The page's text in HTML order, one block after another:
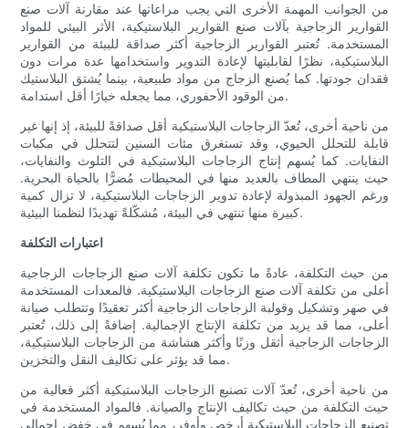
من الجوانب المهمة الأخرى التي يجب مراعاتها عند مقارنة آلات صنع
القوارير الزجاجية بآلات صنع القوارير البلاستيكية، الأثر البيئي للمواد
المستخدمة. تُعتبر القوارير الزجاجية أكثر صداقة للبيئة من القوارير
البلاستيكية، نظرًا لقابليتها لإعادة التدوير واستخدامها عدة مرات دون
فقدان جودتها. كما يُصنع الزجاج من مواد طبيعية، بينما يُشتق البلاستيك
من الوقود الأحفوري، مما يجعله خيارًا أقل استدامة.
من ناحية أخرى، تُعدّ الزجاجات البلاستيكية أقل صداقةً للبيئة، إذ إنها غير
قابلة للتحلل الحيوي، وقد تستغرق مئات السنين لتتحلل في مكبات
النفايات. كما يُسهم إنتاج الزجاجات البلاستيكية في التلوث والنفايات،
حيث ينتهي المطاف بالعديد منها في المحيطات مُضرًّا بالحياة البحرية.
ورغم الجهود المبذولة لإعادة تدوير الزجاجات البلاستيكية، لا تزال كمية
كبيرة منها تنتهي في البيئة، مُشكّلةً تهديدًا لنظمنا البيئية.
اعتبارات التكلفة
من حيث التكلفة، عادةً ما تكون تكلفة آلات صنع الزجاجات الزجاجية
أعلى من تكلفة آلات صنع الزجاجات البلاستيكية. فالمعدات المستخدمة
في صهر وتشكيل وقولبة الزجاجات الزجاجية أكثر تعقيدًا وتتطلب صيانة
أعلى، مما قد يزيد من تكلفة الإنتاج الإجمالية. إضافةً إلى ذلك، تُعتبر
الزجاجات الزجاجية أثقل وزنًا وأكثر هشاشة من الزجاجات البلاستيكية،
مما قد يؤثر على تكاليف النقل والتخزين.
من ناحية أخرى، تُعدّ آلات تصنيع الزجاجات البلاستيكية أكثر فعالية من
حيث التكلفة من حيث تكاليف الإنتاج والصيانة. فالمواد المستخدمة في
تصنيع الزجاجات البلاستيكية أرخص وأوفر، مما يُسهم في خفض إجمالي